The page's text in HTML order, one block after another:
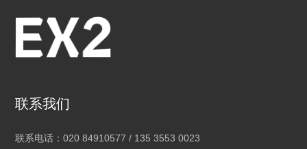
联系我们
联系电话：020 84910577 / 135 3553 0023